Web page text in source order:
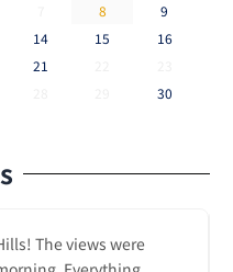
8
9
14 15
16
21
30
The views were